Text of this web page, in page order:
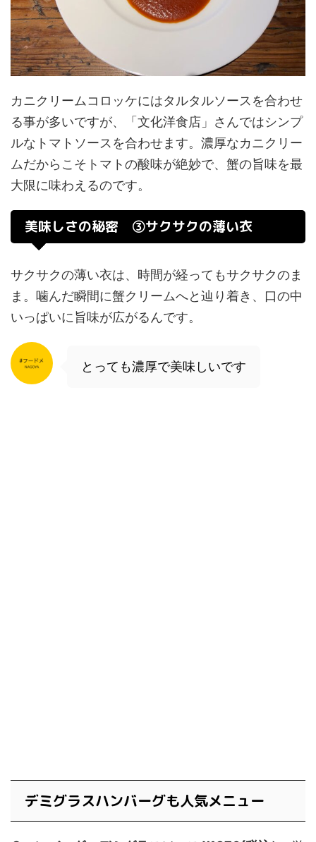
カニクリームコロッケにはタルタルソースを合わせ
る事が多いですが、「文化洋食店」さんではシンプ
ルなトマトソースを合わせます。濃厚なカニクリー
ムだからこそトマトの酸味が絶妙で、蟹の旨味を最
大限に味わえるのです。
美味しさの秘密 ③サクサクの薄い衣
サクサクの薄い衣は、時間が経ってもサクサクのま
ま。噛んだ瞬間に蟹クリームへと辿り着き、口の中
いっぱいに旨味が広がるんです。
とっても濃厚で美味しいです
デミグラスハンバーグも人気メニュー